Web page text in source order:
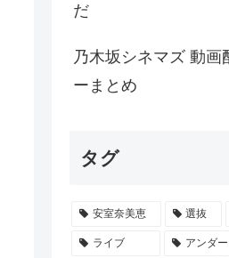
だ
乃木坂シネマズ 動画
ーまとめ
タグ
安室奈美恵 選抜
ライブ アンダー